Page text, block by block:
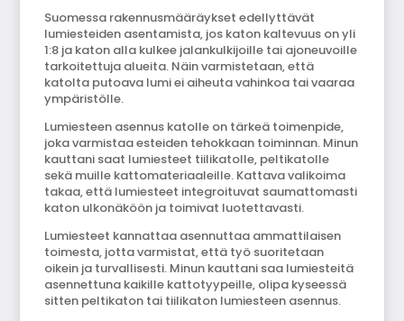
Suomessa rakennusmääräykset edellyttävät
lumiesteiden asentamista, jos katon kaltevuus on yli
1:8 ja katon alla kulkee jalankulkijoille tai ajoneuvoille
tarkoitettuja alueita. Näin varmistetaan, että
katolta putoava lumi ei aiheuta vahinkoa tai vaaraa
ympäristölle.
Lumiesteen asennus katolle on tärkeä toimenpide,
joka varmistaa esteiden tehokkaan toiminnan. Minun
kauttani saat lumiesteet tiilikatolle, peltikatolle
sekä muille kattomateriaaleille. Kattava valikoima
takaa, että lumiesteet integroituvat saumattomasti
katon ulkonäköön ja toimivat luotettavasti.
Lumiesteet kannattaa asennuttaa ammattilaisen
toimesta, jotta varmistat, että työ suoritetaan
oikein ja turvallisesti. Minun kauttani saa lumiesteitä
asennettuna kaikille kattotyypeille, olipa kyseessä
sitten peltikaton tai tiilikaton lumiesteen asennus.